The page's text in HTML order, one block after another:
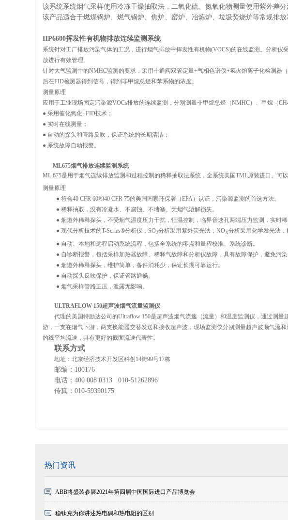
该系统系统烟气采样使用冷冻干燥抽取法，二氧化硫、氮氧化物测量使用紫外差
该产品适合于燃煤锅炉、燃气锅炉、焦炉、窑炉、冶炼炉、垃圾焚烧炉等常规排
HP6600挥发性有机物排放连续监测系统
系统针对工厂排放污染气体的工况，进行烟气排放中挥发性有机物(VOCS)的在线监测。分析
放进行有效管理。
针对大气监测中的NMHC监测的要求，采用十通阀双管定量+气相色谱仪+氢火焰离子化检测
后在FID检测器得到信号，得到非甲烷总烃和苯系物的浓度。
测量原理
应用于工业现场固定污染源VOCs排放的连续监测，分别测量非甲烷总烃（NMHC）、甲烷（
● 采用催化氧化+FID技术；
● 实时在线测量；
● 自动的探头和管路反吹，保证系统的长期清洁；
● 系统故障自动报警。
ML675烟气排放连续监测系统
ML 675是用于烟气连续排放监测和过程控制的稀释抽取法系统，全系统美国TML原装进口。可
测量原理
● 符合40 CFR 60和40 CFR 75的美国国家环保署（EPA）认证，污染源监测的首选方法。
● 稀释抽取，没有冷凝水、不腐蚀、不堵塞、无烟气溶解损失。
● 烟道外稀释探头，不受烟气温度压力干扰，恒温控制，临界音速孔两端压力监测，实时
● 现代分析技术的T-Series®分析仪，SO2分析采用紫外荧光法，NOX分析采用化学发光法，
● 自动、本地和远程启动系统流程，包括全系统的零点和量程校准、系统诊断。
● 自诊断报警，包括采样加热器故障、稀释气故障和分析仪故障，具有故障保护，避免污染
● 烟道外稀释探头，维护简单，备件消耗少，保证长期可靠运行。
● 自动探头反吹保护，保证管路通畅。
● 烟气采样管路正压，泄露无影响。
ULTRAFLOW 150超声波烟气流量监测仪
代理的美国特励达公司的Ultraflow 150是超声波烟气流速（流量）和温度监测仪，通过测量
游，一支在烟气下游，两支换能器交替发送和接收超声波，现场监测仪分别测量超声波顺气流
的线平均流速，具有更好的截面流速代表性。
联系方式
地址：北京经济技术开发区科创14街99号17栋
邮编：100176
电话：400 008 0313 010-51262896
传真：010-59390175
热门资讯
ABB将盛装参展2021年第四届中国国际进口产品博览会
稳钛克为你讲述热电偶和热电阻的区别